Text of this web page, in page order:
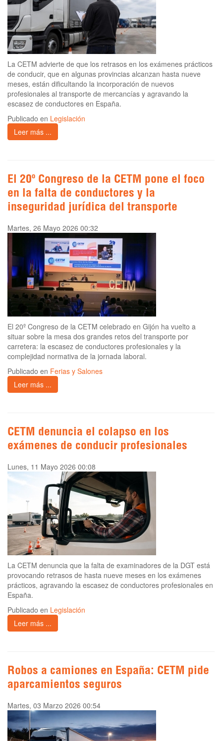
La CETM advierte de que los retrasos en los exámenes prácticos
de conducir, que en algunas provincias alcanzan hasta nueve
meses, están dificultando la incorporación de nuevos
profesionales al transporte de mercancías y agravando la
escasez de conductores en España.
Publicado en Legislación
Leer más ...
El 20º Congreso de la CETM pone el foco
en la falta de conductores y la
inseguridad jurídica del transporte
Martes, 26 Mayo 2026 00:32
El 20º Congreso de la CETM celebrado en Gijón ha vuelto a
situar sobre la mesa dos grandes retos del transporte por
carretera: la escasez de conductores profesionales y la
complejidad normativa de la jornada laboral.
Publicado en Ferias y Salones
Leer más ...
CETM denuncia el colapso en los
exámenes de conducir profesionales
Lunes, 11 Mayo 2026 00:08
La CETM denuncia que la falta de examinadores de la DGT está
provocando retrasos de hasta nueve meses en los exámenes
prácticos, agravando la escasez de conductores profesionales en
España.
Publicado en Legislación
Leer más ...
Robos a camiones en España: CETM pide
aparcamientos seguros
Martes, 03 Marzo 2026 00:54